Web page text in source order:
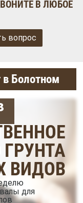
В ЛЮБОЕ
вопрос
в Болотном
ВИДОВ
для